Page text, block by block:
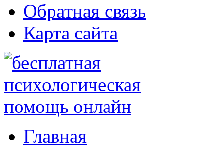
Обратная связь
Карта сайта
Главная